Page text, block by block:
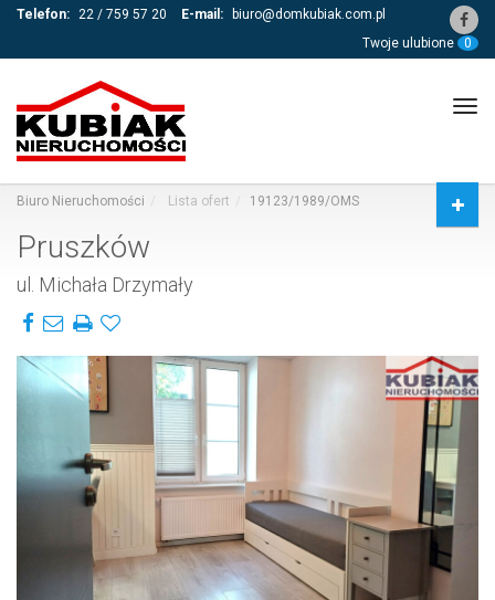
Telefon: 22 / 759 57 20 E-mail:
biuro@domkubiak.com.pl
Twoje ulubione
0
Biuro Nieruchomości Lista ofert 19123/1989/OMS
Pruszków
ul. Michała Drzymały
Zdjęcie 1